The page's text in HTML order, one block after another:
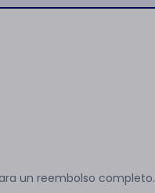
un reembolso completo.